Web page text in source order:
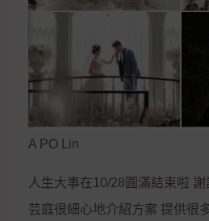
A PO Lin
人生大事在10/28圓滿結束啦
芸庭很細心地介紹方案 提供很